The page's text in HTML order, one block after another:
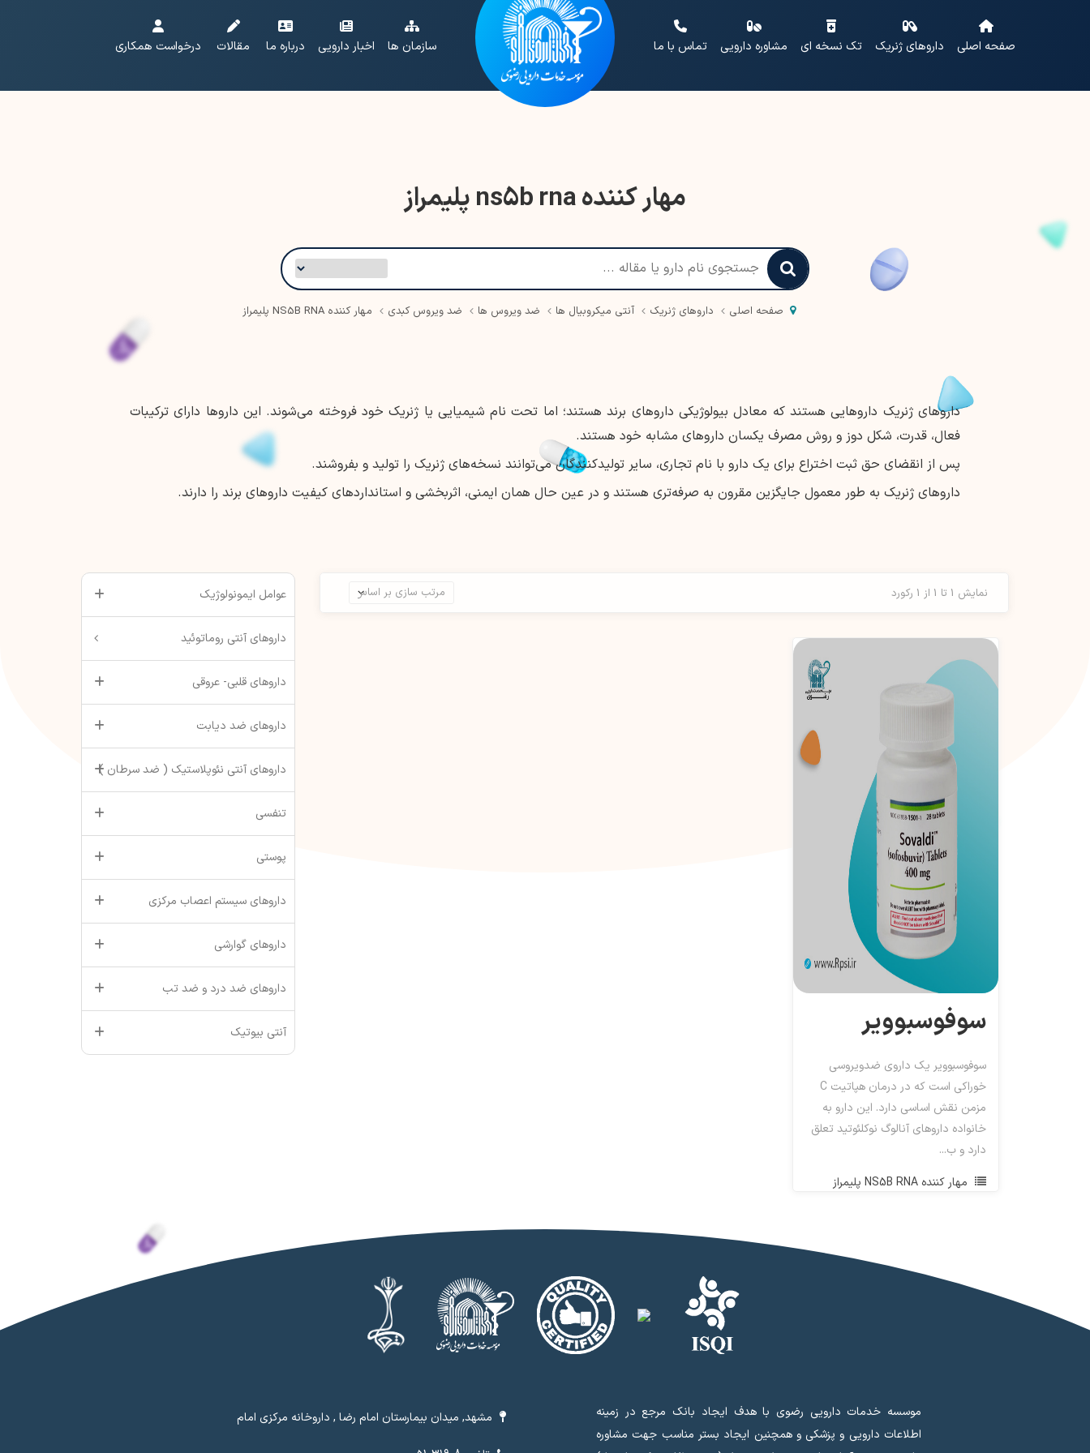
صفحه اصلی داروهای ژنریک تک نسخه ای مشاوره دارویی تماس با ما سازمان ها اخبار دارویی درباره ما مقالات درخواست همکاری
مهار کننده ns5b rna پلیمراز
صفحه اصلی داروهای ژنریک آنتی میکروبیال ها ضد ویروس ها ضد ویروس کبدی مهار کننده NS5B RNA پلیمراز
داروهای ژنریک داروهایی هستند که معادل بیولوژیکی داروهای برند هستند؛ اما تحت نام شیمیایی یا ژنریک خود فروخته می‌شوند. این داروها دارای ترکیبات
فعال، قدرت، شکل دوز و روش مصرف یکسان داروهای مشابه خود هستند.
پس از انقضای حق ثبت اختراع برای یک دارو با نام تجاری، سایر تولیدکنندگان می‌توانند نسخه‌های ژنریک را تولید و بفروشند.
داروهای ژنریک به طور معمول جایگزین مقرون به صرفه‌تری هستند و در عین حال همان ایمنی، اثربخشی و استانداردهای کیفیت داروهای برند را دارند.
نمایش 1 تا 1 از 1 رکورد
سوفوسبوویر
سوفوسبوویر یک داروی ضدویروسی
خوراکی است که در درمان هپاتیت C
مزمن نقش اساسی دارد. این دارو به
خانواده داروهای آنالوگ نوکلئوتید تعلق
دارد و ب...
مهار کننده NS5B RNA پلیمراز
عوامل ایمونولوژیک
داروهای آنتی روماتوئید
داروهای قلبی- عروقی
داروهای ضد دیابت
داروهای آنتی نئوپلاستیک ( ضد سرطان )
تنفسی
پوستی
داروهای سیستم اعصاب مرکزی
داروهای گوارشی
داروهای ضد درد و ضد تب
آنتی بیوتیک
موسسه خدمات دارویی رضوی با هدف ایجاد بانک مرجع در زمینه
اطلاعات دارویی و پزشکی و همچنین ایجاد بستر مناسب جهت مشاوره
مشهد, میدان بیمارستان امام رضا , داروخانه مرکزی امام